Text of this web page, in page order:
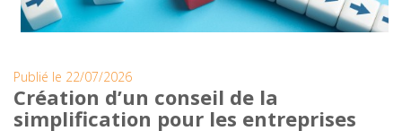
Publié le 22/07/2026
Création d’un conseil de la
simplification pour les entreprises